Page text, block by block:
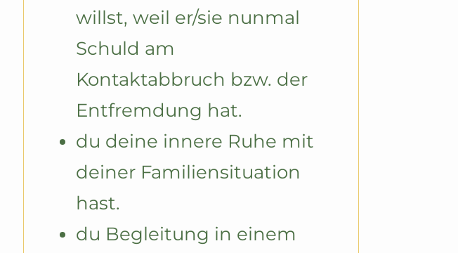
willst, weil er/sie nunmal
Schuld am
Kontaktabbruch bzw. der
Entfremdung hat.
du deine innere Ruhe mit
deiner Familiensituation
hast.
du Begleitung in einem